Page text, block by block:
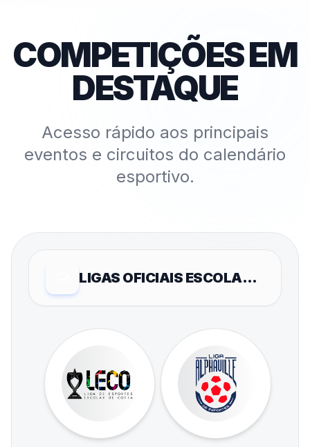
COMPETIÇÕES EM
DESTAQUE
Acesso rápido aos principais
eventos e circuitos do calendário
esportivo.
LIGAS OFICIAIS ESCOLARES